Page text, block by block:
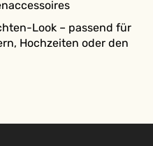
Look – passend für
Hochzeiten oder den